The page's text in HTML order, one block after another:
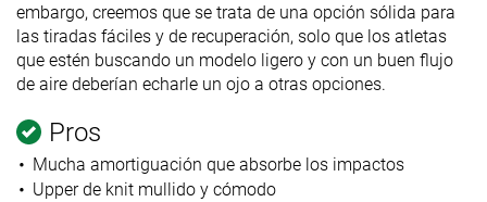
embargo, creemos que se trata de una opción sólida para
las tiradas fáciles y de recuperación, solo que los atletas
que estén buscando un modelo ligero y con un buen flujo
de aire deberían echarle un ojo a otras opciones.
Pros
Mucha amortiguación que absorbe los impactos
Upper de knit mullido y cómodo